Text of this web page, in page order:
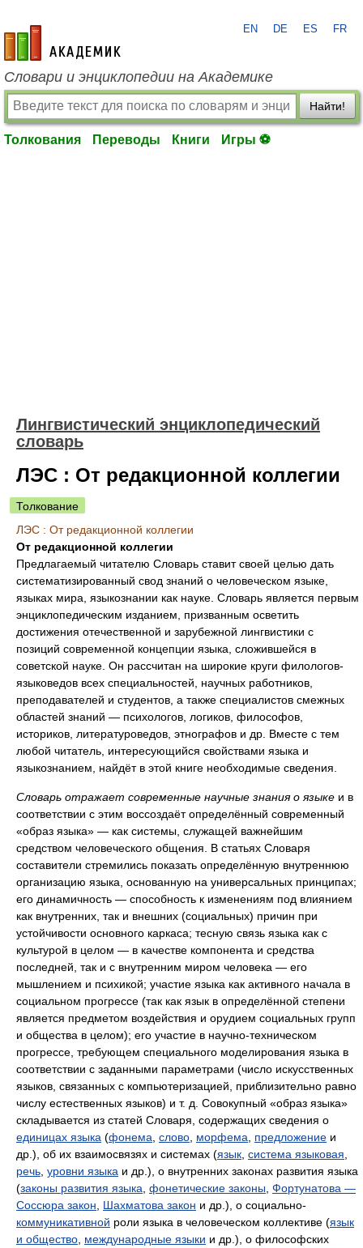
academic.ru
EN DE ES FR
Словари и энциклопедии на Академике
Найти!
Толкования Переводы Книги Игры ⚽
Лингвистический энциклопедический
словарь
ЛЭС : От редакционной коллегии
Толкование
ЛЭС : От редакционной коллегии
От редакционной коллегии
Предлагаемый читателю Словарь ставит своей целью дать
систематизированный свод знаний о человеческом языке,
языках мира, языкознании как науке. Словарь является первым
энциклопедическим изданием, призванным осветить
достижения отечественной и зарубежной лингвистики с
позиций современной концепции языка, сложившейся в
советской науке. Он рассчитан на широкие круги филологов-
языковедов всех специальностей, научных работников,
преподавателей и студентов, а также специалистов смежных
областей знаний — психологов, логиков, философов,
историков, литературоведов, этнографов и др. Вместе с тем
любой читатель, интересующийся свойствами языка и
языкознанием, найдёт в этой книге необходимые сведения.
Словарь отражает современные научные знания о языке и в
соответствии с этим воссоздаёт определённый современный
«образ языка» — как системы, служащей важнейшим
средством человеческого общения. В статьях Словаря
составители стремились показать определённую внутреннюю
организацию языка, основанную на универсальных принципах;
его динамичность — способность к изменениям под влиянием
как внутренних, так и внешних (социальных) причин при
устойчивости основного каркаса; тесную связь языка как с
культурой в целом — в качестве компонента и средства
последней, так и с внутренним миром человека — его
мышлением и психикой; участие языка как активного начала в
социальном прогрессе (так как язык в определённой степени
является предметом воздействия и орудием социальных групп
и общества в целом); его участие в научно-техническом
прогрессе, требующем специального моделирования языка в
соответствии с заданными параметрами (число искусственных
языков, связанных с компьютеризацией, приблизительно равно
числу естественных языков) и т. д. Совокупный «образ языка»
складывается из статей Словаря, содержащих сведения о
единицах языка (фонема слово морфема предложение и
др.), об их взаимосвязях и системах (язык система языковая
речь уровни языка и др.), о внутренних законах развития языка
(законы развития языка фонетические законы Фортунатова —
Соссюра закон
Шахматова закон и др.), о социально-
коммуникативной роли языка в человеческом коллективе (язык
и общество международные языки и др.), о философских